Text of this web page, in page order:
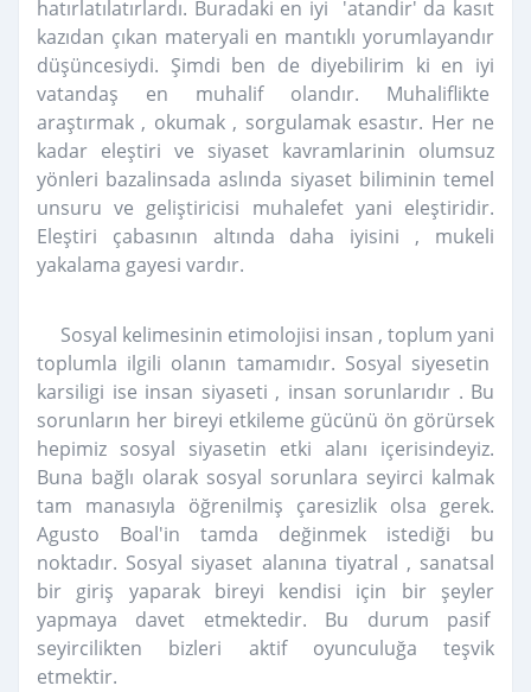
hatırlatılatırlardı. Buradaki en iyi 'atandir' da kasıt
kazıdan çıkan materyali en mantıklı yorumlayandır
düşüncesiydi. Şimdi ben de diyebilirim ki en iyi
vatandaş en muhalif olandır. Muhaliflikte
araştırmak , okumak , sorgulamak esastır. Her ne
kadar eleştiri ve siyaset kavramlarinin olumsuz
yönleri bazalinsada aslında siyaset biliminin temel
unsuru ve geliştiricisi muhalefet yani eleştiridir.
Eleştiri çabasının altında daha iyisini , mukeli
yakalama gayesi vardır.
Sosyal kelimesinin etimolojisi insan , toplum yani
toplumla ilgili olanın tamamıdır. Sosyal siyesetin
karsiligi ise insan siyaseti , insan sorunlarıdır . Bu
sorunların her bireyi etkileme gücünü ön görürsek
hepimiz sosyal siyasetin etki alanı içerisindeyiz.
Buna bağlı olarak sosyal sorunlara seyirci kalmak
tam manasıyla öğrenilmiş çaresizlik olsa gerek.
Agusto Boal'in tamda değinmek istediği bu
noktadır. Sosyal siyaset alanına tiyatral , sanatsal
bir giriş yaparak bireyi kendisi için bir şeyler
yapmaya davet etmektedir. Bu durum pasif
seyircilikten bizleri aktif oyunculuğa teşvik
etmektir.